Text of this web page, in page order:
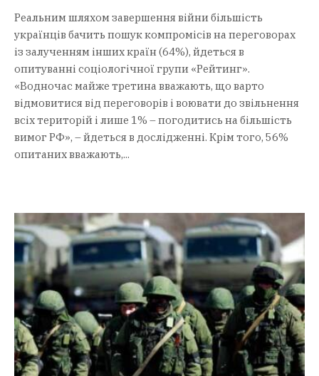
Реальним шляхом завершення війни більшість
українців бачить пошук компромісів на переговорах
із залученням інших країн (64%), йдеться в
опитуванні соціологічної групи «Рейтинг».
«Водночас майже третина вважають, що варто
відмовитися від переговорів і воювати до звільнення
всіх територій і лише 1% – погодитись на більшість
вимог РФ», – йдеться в дослідженні. Крім того, 56%
опитаних вважають,...